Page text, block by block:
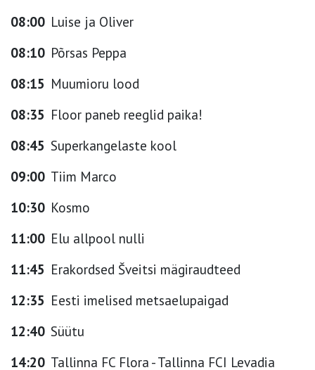
08:00 Luise ja Oliver
08:10 Põrsas Peppa
08:15 Muumioru lood
08:35 Floor paneb reeglid paika!
08:45 Superkangelaste kool
09:00 Tiim Marco
10:30 Kosmo
11:00 Elu allpool nulli
11:45 Erakordsed Šveitsi mägiraudteed
12:35 Eesti imelised metsaelupaigad
12:40 Süütu
14:20 Tallinna FC Flora - Tallinna FCI Levadia